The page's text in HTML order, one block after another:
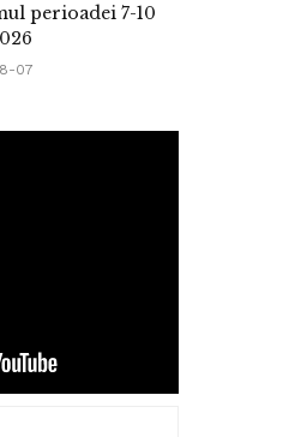
perioadei 7-10
07